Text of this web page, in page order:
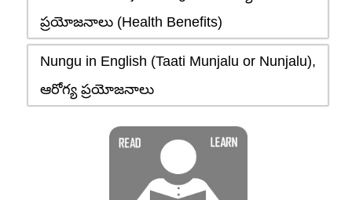
ప్రయోజనాలు (Health Benefits)
Nungu in English (Taati Munjalu or Nunjalu),
ఆరోగ్య ప్రయోజనాలు